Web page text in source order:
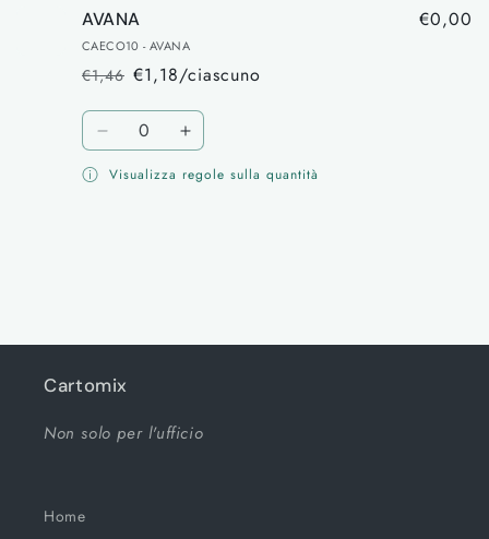
AVANA
CAECO10 - AVANA
Prezzo
di
listino
€1,46
Prezzo
scontato
€1,18/ciascuno
€0,00
Quantità
Diminuisci
quantità
per
Aumenta
quantità
per
Visualizza regole sulla quantità
Cartomix
Non solo per l'ufficio
Home